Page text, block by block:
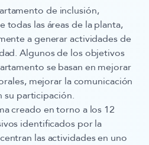
de inclusión,
las áreas de la planta,
a generar actividades de
Algunos de los objetivos
se basan en mejorar
mejorar la comunicación
su participación.
creado en torno a los 12
identificados por la
las actividades en uno